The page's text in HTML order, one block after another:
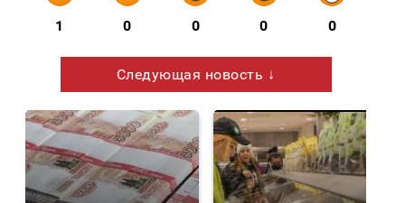
1 0 0 0 0
Следующая новость ↓